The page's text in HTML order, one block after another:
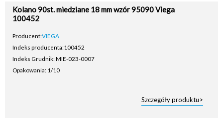
Kolano 90st. miedziane 18 mm wzór 95090 Viega
100452
Producent:VIEGA
Indeks producenta:100452
Indeks Grudnik: MIE-023-0007
Opakowania: 1/10
Szczegóły produktu>